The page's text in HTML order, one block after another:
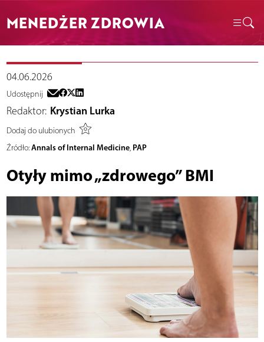
MENEDŻER ZDROWIA
04.06.2026
Udostępnij
Redaktor: Krystian Lurka
Dodaj do ulubionych
Źródło: Annals of Internal Medicine, PAP
Otyły mimo „zdrowego” BMI